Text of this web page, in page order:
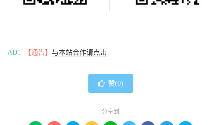
AD： 【通告】 与本站合作请点击
赞( 0)
分享到